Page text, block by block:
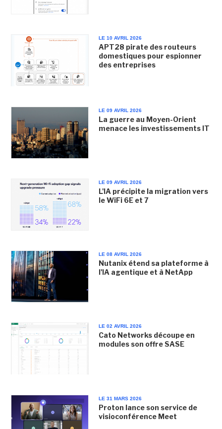
LE 10 AVRIL 2026
APT28 pirate des routeurs
domestiques pour espionner
des entreprises
LE 09 AVRIL 2026
La guerre au Moyen-Orient
menace les investissements IT
LE 09 AVRIL 2026
L'IA précipite la migration vers
le WiFi 6E et 7
LE 08 AVRIL 2026
Nutanix étend sa plateforme à
l'IA agentique et à NetApp
LE 02 AVRIL 2026
Cato Networks découpe en
modules son offre SASE
LE 31 MARS 2026
Proton lance son service de
visioconférence Meet